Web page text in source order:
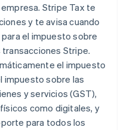
Stripe Tax te
y te avisa cuando
el impuesto sobre
Stripe.
el impuesto
impuesto sobre las
y servicios (GST),
como digitales, y
para todos los